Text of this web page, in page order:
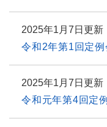
2025年1月7日更新
令和2年第1回定
2025年1月7日更新
令和元年第4回定